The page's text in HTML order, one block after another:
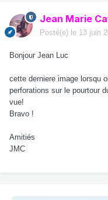
Jean Marie
Posté(e) le 13 juin
Bonjour Jean Luc
cette derniere image lorsqu
perforations sur le pourtour
vue!
Bravo !
Amitiés
JMC